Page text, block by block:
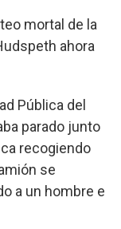
mortal de la
ahora
Pública del
parado junto
recogiendo
se
a un hombre e